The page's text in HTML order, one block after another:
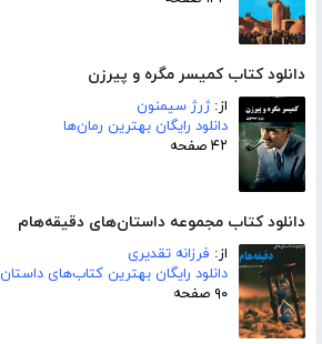
دانلود کتاب کمیسر مگره و پیرزن
از:ژرژ سیمنون
دانلود رایگان بهترین رمان‌ها
۴۲ صفحه
دانلود کتاب مجموعه داستان‌های دقیقه‌هام
از: فرزانه تقدیری
دانلود رایگان بهترین کتاب‌های داستان
۹۰ صفحه